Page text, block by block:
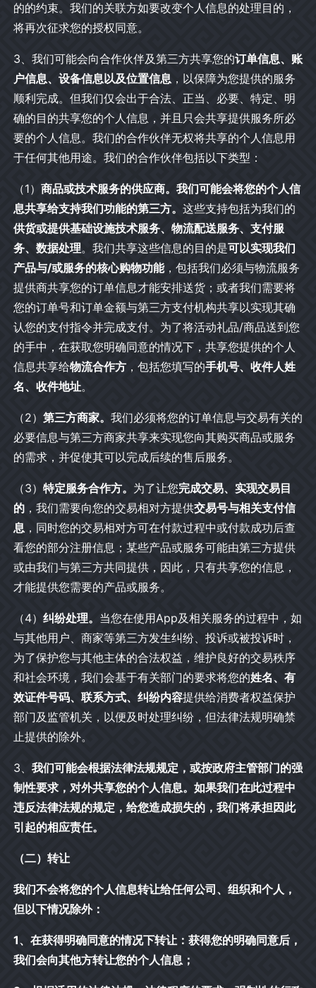
的的约束。我们的关联方如要改变个人信息的处理目的，
将再次征求您的授权同意。
3、我们可能会向合作伙伴及第三方共享您的订单信息、账
户信息、设备信息以及位置信息 ，以保障为您提供的服务
顺利完成。但我们仅会出于合法、正当、必要、特定、明
确的目的共享您的个人信息，并且只会共享提供服务所必
要的个人信息。我们的合作伙伴无权将共享的个人信息用
于任何其他用途。我们的合作伙伴包括以下类型：
（1） 商品或技术服务的供应商。我们可能会将您的个人信
息共享给支持我们功能的第三方。 这些支持包括为我们的
供货或提供基础设施技术服务、物流配送服务、支付服
务、数据处理。我们共享这些信息的目的是可以实现我们
产品与/或服务的核心购物功能，包括我们必须与物流服务
提供商共享您的订单信息才能安排送货；或者我们需要将
您的订单号和订单金额与第三方支付机构共享以实现其确
认您的支付指令并完成支付。为了将活动礼品/商品送到您
的手中，在获取您明确同意的情况下，共享您提供的个人
信息共享给物流合作方 ，包括您填写的手机号、收件人姓
名、收件地址。
（2） 第三方商家。 我们必须将您的订单信息与交易有关的
必要信息与第三方商家共享来实现您向其购买商品或服务
的需求，并促使其可以完成后续的售后服务。
（3） 特定服务合作方。 为了让您完成交易、实现交易目
的 ，我们需要向您的交易相对方提供交易号与相关支付信
息 ，同时您的交易相对方可在付款过程中或付款成功后查
看您的部分注册信息；某些产品或服务可能由第三方提供
或由我们与第三方共同提供，因此，只有共享您的信息，
才能提供您需要的产品或服务。
（4） 纠纷处理。 当您在使用App及相关服务的过程中，如
与其他用户、商家等第三方发生纠纷、投诉或被投诉时，
为了保护您与其他主体的合法权益，维护良好的交易秩序
和社会环境，我们会基于有关部门的要求将您的姓名、有
效证件号码、联系方式、纠纷内容提供给消费者权益保护
部门及监管机关，以便及时处理纠纷，但法律法规明确禁
止提供的除外。
3、 我们可能会根据法律法规规定，或按政府主管部门的强
制性要求，对外共享您的个人信息。如果我们在此过程中
违反法律法规的规定，给您造成损失的，我们将承担因此
引起的相应责任。
（二）转让
我们不会将您的个人信息转让给任何公司、组织和个人，
但以下情况除外：
1、在获得明确同意的情况下转让：获得您的明确同意后，
我们会向其他方转让您的个人信息；